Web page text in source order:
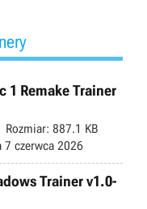
1 Remake Trainer
Rozmiar: 887.1 KB
7 czerwca 2026
Trainer v1.0-